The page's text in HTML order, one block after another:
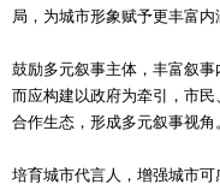
局，为城市形象赋予更丰富内
鼓励多元叙事主体，丰富叙事
而应构建以政府为牵引，市
合作生态，形成多元叙事视角
培育城市代言人，增强城市